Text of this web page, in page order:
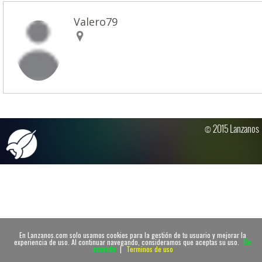
En Lanzanos.com solo usamos cookies para la gestión de tu usuario y mejorar la
experiencia de uso. Al continuar navegando, consideramos que aceptas su uso. De
acuerdo | Terminos de uso
Valero79
© 2015 Lanzanos